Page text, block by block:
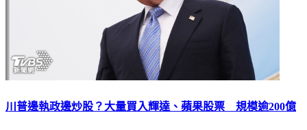
川普邊執政邊炒股？大量買入輝達、蘋果股票 規模逾200億